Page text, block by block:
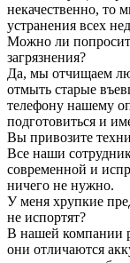
некачественно, то
устранения всех
Можно ли
загрязнения?
Да, мы отчищаем
отмыть старые
телефону нашему
подготовиться и
Вы привозите
Все наши
современной и
ничего не нужно.
У меня хрупкие
не испортят?
В нашей компании
они отличаются